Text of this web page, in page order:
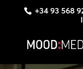
+34 93 568